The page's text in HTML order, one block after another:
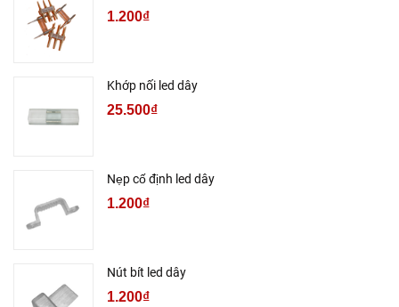
1.200₫
Khớp nối led dây
25.500₫
Nẹp cố định led dây
1.200₫
Nút bít led dây
1.200₫